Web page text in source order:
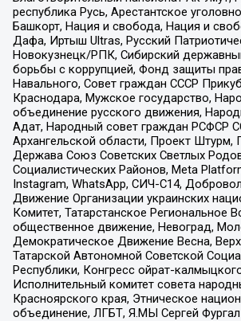
республика Русь, Арестантское
Башкорт, Нация и свобода, Нация и
Дафа, Иртыш Ultras, Русский
Новокузнецк/РПК, Сибирский
борьбы с коррупцией, Фонд защиты
Навального, Совет граждан СССР
Краснодара, Мужское государство,
объединение русского движения,
Адат, Народный совет граждан РСФСР
Архангельской области, Проект Штурм,
Держава Союз Советских Светлых
Социалистических Районов, Meta
Instagram, WhatsApp, СИЧ-С14,
Движение Организации украинских
Комитет, Татарстанское Региональное
общественное движение, Невоград,
Демократическое Движение Весна,
Татарской Автономной Советской
Республики, Конгресс ойрат-
Исполнительный комитет совета
Красноярского края, Этническое
объединение, ЛГБТ, Я.МЫ Сергей Фургал